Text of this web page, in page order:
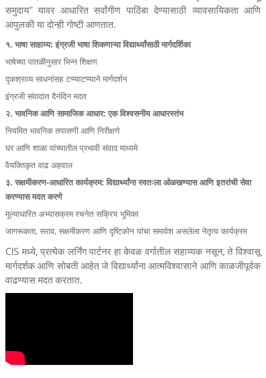
समुदाय" यावर आधारित सर्वांगीण पाठिंबा देण्यासाठी व्यावसायिकता आणि
आपुलकी या दोन्ही गोष्टी आणतात.
१. भाषा साहाय्य: इंग्रजी भाषा शिकणाऱ्या विद्यार्थ्यांसाठी मार्गदर्शिका
भाषेच्या पातळीनुसार भिन्न शिक्षण
दृकश्राव्य साधनांसह टप्प्याटप्प्याने मार्गदर्शन
इंग्रजी संवादात दैनंदिन मदत
२. भावनिक आणि सामाजिक आधार: एक विश्वसनीय आधारस्तंभ
नियमित भावनिक तपासणी आणि निरीक्षणे
घर आणि शाळा यांच्यातील प्रभावी संवाद माध्यमे
वैयक्तिकृत वाढ अहवाल
३. सक्षमीकरण-आधारित कार्यक्रम: विद्यार्थ्यांना स्वतःला ओळखण्यास आणि इतरांची सेवा
करण्यास मदत करणे
मूल्याधारित अभ्यासक्रम रचनेत सक्रिय भूमिका
जागरूकता, सराव, सक्षमीकरण आणि दृष्टिकोन यांचा समावेश असलेला नेतृत्व कार्यक्रम
CIS मध्ये, प्रत्येक लर्निंग पार्टनर हा केवळ वर्गातील सहाय्यक नसून, ते विश्वासू
मार्गदर्शक आणि सोबती आहेत जे विद्यार्थ्यांना आत्मविश्वासाने आणि काळजीपूर्वक
वाढण्यास मदत करतात.